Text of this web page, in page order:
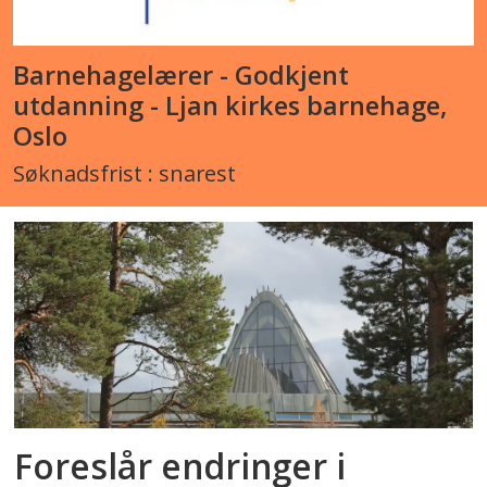
Barnehagelærer - Godkjent
utdanning - Ljan kirkes barnehage,
Oslo
Søknadsfrist : snarest
Foreslår endringer i